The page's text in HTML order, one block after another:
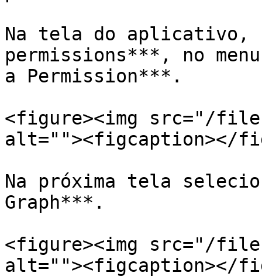
Na tela do aplicativo,
permissions***, no
a Permission***.
<figure><img src="/
alt=""><figcaption></
Na próxima tela
Graph***.
<figure><img src="/files/
alt=""><figcaption></